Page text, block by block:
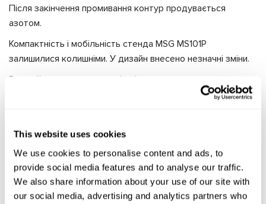
This website uses cookies
We use cookies to personalise content and ads, to
provide social media features and to analyse our traffic.
We also share information about your use of our site with
our social media, advertising and analytics partners who
Після закінчення промивання контур продувається
азотом.
Компактність і мобільність стенда MSG MS101P
залишилися колишніми. У дизайн внесено незначні зміни.
В дизайн внесено незначні зміни.
АКТУАЛЬНІ НОВИНИ
НОВИНИ